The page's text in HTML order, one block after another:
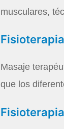
musculares,
Masaje
que los